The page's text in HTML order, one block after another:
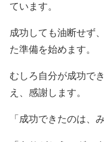
ています。
成功しても油断せず
た準備を始めます。
むしろ自分が成功で
え、感謝します。
「成功できたのは、